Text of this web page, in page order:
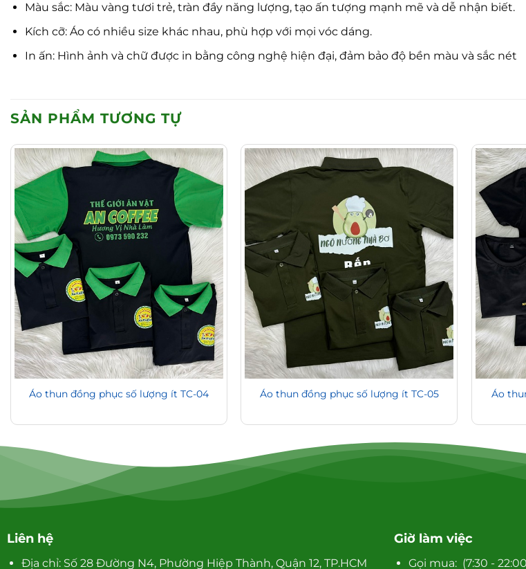
Màu sắc: Màu vàng tươi trẻ, tràn đầy năng lượng, tạo ấn tượng mạnh mẽ và dễ nhận biết.
Kích cỡ: Áo có nhiều size khác nhau, phù hợp với mọi vóc dáng.
In ấn: Hình ảnh và chữ được in bằng công nghệ hiện đại, đảm bảo độ bền màu và sắc nét
SẢN PHẨM TƯƠNG TỰ
Áo thun đồng phục số lượng ít TC-04 Áo thun đồng phục số lượng ít TC-05 Áo
Liên hệ
Địa chỉ: Số 28 Đường N4, Phường Hiệp Thành, Quận 12, TP.HCM
Giờ làm việc
Gọi mua: (7:30 -